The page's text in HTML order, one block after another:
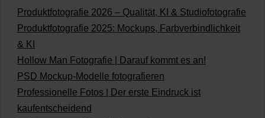
Produktfotografie 2026 – Qualität, KI & Studiofotografie
Produktfotografie 2025: Mockups, Farbverbindlichkeit
& KI
Hollow Man Fotografie | Darauf kommt es an!
PSD Mockup-Modelle fotografieren
Professionelle Fotos | Der erste Eindruck ist
kaufentscheidend